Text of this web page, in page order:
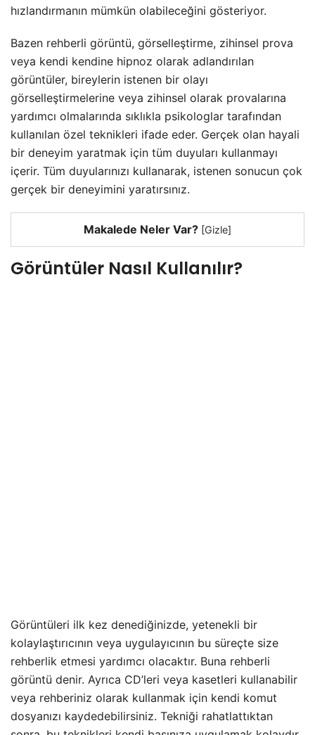
hızlandırmanın mümkün olabileceğini gösteriyor.
Bazen rehberli görüntü, görselleştirme, zihinsel prova
veya kendi kendine hipnoz olarak adlandırılan
görüntüler, bireylerin istenen bir olayı
görselleştirmelerine veya zihinsel olarak provalarına
yardımcı olmalarında sıklıkla psikologlar tarafından
kullanılan özel teknikleri ifade eder. Gerçek olan hayali
bir deneyim yaratmak için tüm duyuları kullanmayı
içerir. Tüm duyularınızı kullanarak, istenen sonucun çok
gerçek bir deneyimini yaratırsınız.
Makalede Neler Var? [Gizle]
Görüntüler Nasıl Kullanılır?
Görüntüleri ilk kez denediğinizde, yetenekli bir
kolaylaştırıcının veya uygulayıcının bu süreçte size
rehberlik etmesi yardımcı olacaktır. Buna rehberli
görüntü denir. Ayrıca CD’leri veya kasetleri kullanabilir
veya rehberiniz olarak kullanmak için kendi komut
dosyanızı kaydedebilirsiniz. Tekniği rahatlattıktan